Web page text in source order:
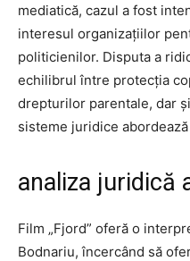
mediatică, cazul a fost
interesul organizațiilor
politicienilor. Disputa a
echilibrul între protecția
drepturilor parentale, dar
sisteme juridice
analiza juridică
Film „Fjord” oferă o
Bodnariu, încercând să